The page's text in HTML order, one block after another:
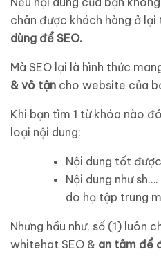
chân được khách hàng ở lại
dùng để SEO.
Mà SEO lại là hình thức
& vô tận cho website của
Khi bạn tìm 1 từ khóa nào
loại nội dung:
Nội dung tốt
Nội dung như
do họ tập trung
Nhưng hầu như, số (1) luôn
whitehat SEO & an tâm để